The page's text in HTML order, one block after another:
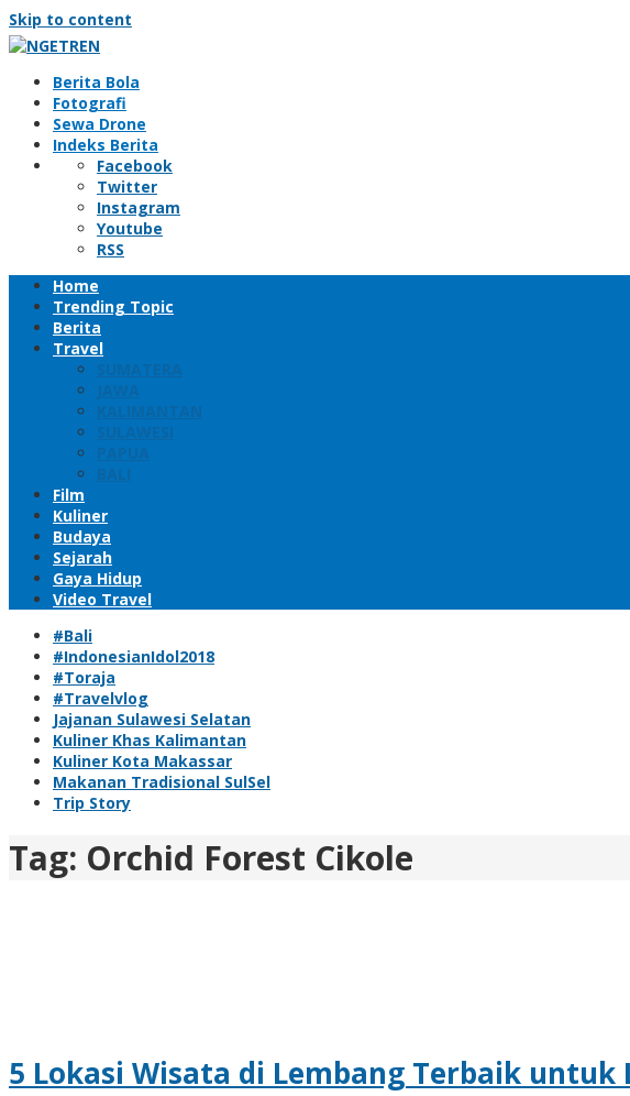
Skip to content
Berita Bola
Fotografi
Sewa Drone
Indeks Berita
Facebook
Twitter
Instagram
Youtube
RSS
Home
Trending Topic
Berita
Travel
SUMATERA
JAWA
KALIMANTAN
SULAWESI
PAPUA
BALI
Film
Kuliner
Budaya
Sejarah
Gaya Hidup
Video Travel
#Bali
#IndonesianIdol2018
#Toraja
#Travelvlog
Jajanan Sulawesi Selatan
Kuliner Khas Kalimantan
Kuliner Kota Makassar
Makanan Tradisional SulSel
Trip Story
Tag: Orchid Forest Cikole
5 Lokasi Wisata di Lembang Terbaik untuk